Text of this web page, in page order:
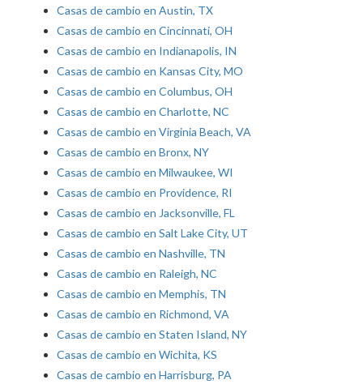
Casas de cambio en Austin, TX
Casas de cambio en Cincinnati, OH
Casas de cambio en Indianapolis, IN
Casas de cambio en Kansas City, MO
Casas de cambio en Columbus, OH
Casas de cambio en Charlotte, NC
Casas de cambio en Virginia Beach, VA
Casas de cambio en Bronx, NY
Casas de cambio en Milwaukee, WI
Casas de cambio en Providence, RI
Casas de cambio en Jacksonville, FL
Casas de cambio en Salt Lake City, UT
Casas de cambio en Nashville, TN
Casas de cambio en Raleigh, NC
Casas de cambio en Memphis, TN
Casas de cambio en Richmond, VA
Casas de cambio en Staten Island, NY
Casas de cambio en Wichita, KS
Casas de cambio en Harrisburg, PA